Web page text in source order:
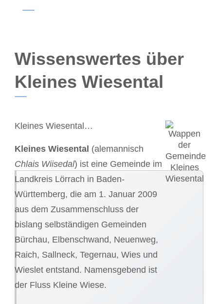
Wissenswertes über
Kleines Wiesental
Kleines Wiesental…
Kleines Wiesental (alemannisch
Chlais Wiisedal) ist eine Gemeinde im
Landkreis Lörrach in Baden-
Württemberg, die am 1. Januar 2009
aus dem Zusammenschluss der
bislang selbständigen Gemeinden
Bürchau, Elbenschwand, Neuenweg,
Raich, Sallneck, Tegernau, Wies und
Wieslet entstand. Namensgebend ist
der Fluss Kleine Wiese.